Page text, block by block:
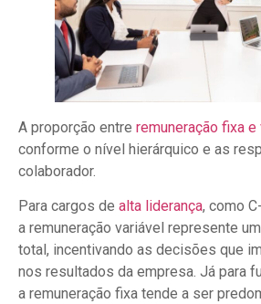
A proporção entre remuneração fixa e
conforme o nível hierárquico e as
colaborador.
Para cargos de alta liderança, como
a remuneração variável represente
total, incentivando as decisões que
nos resultados da empresa. Já para
a remuneração fixa tende a ser